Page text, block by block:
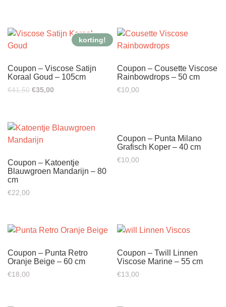
korting!
Coupon – Viscose Satijn
Koraal Goud – 105cm
€41,50 Oorspronkelijke
€35,00
Coupon – Cousette Viscose
Rainbowdrops – 50 cm
€10,00
Coupon – Katoentje
Blauwgroen Mandarijn – 80
cm
€22,00
Coupon – Punta Milano
Grafisch Koper – 40 cm
€10,00
Coupon – Punta Retro
Oranje Beige – 60 cm
€18,00
Coupon – Twill Linnen
Viscose Marine – 55 cm
€13,00